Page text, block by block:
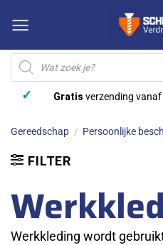
naar
inhoud
Producten
zoeken
✓ Gratis verzending vanaf
Gereedschap / Persoonlijke
FILTER
Werkkleding wordt